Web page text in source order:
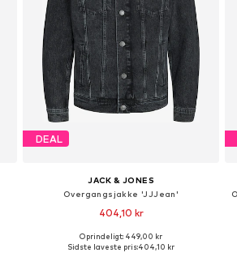
DEAL
JACK & JONES
Overgangsjakke 'JJJean'
404,10 kr
Oprindeligt: 449,00 kr
Sidste laveste pris:404,10 kr